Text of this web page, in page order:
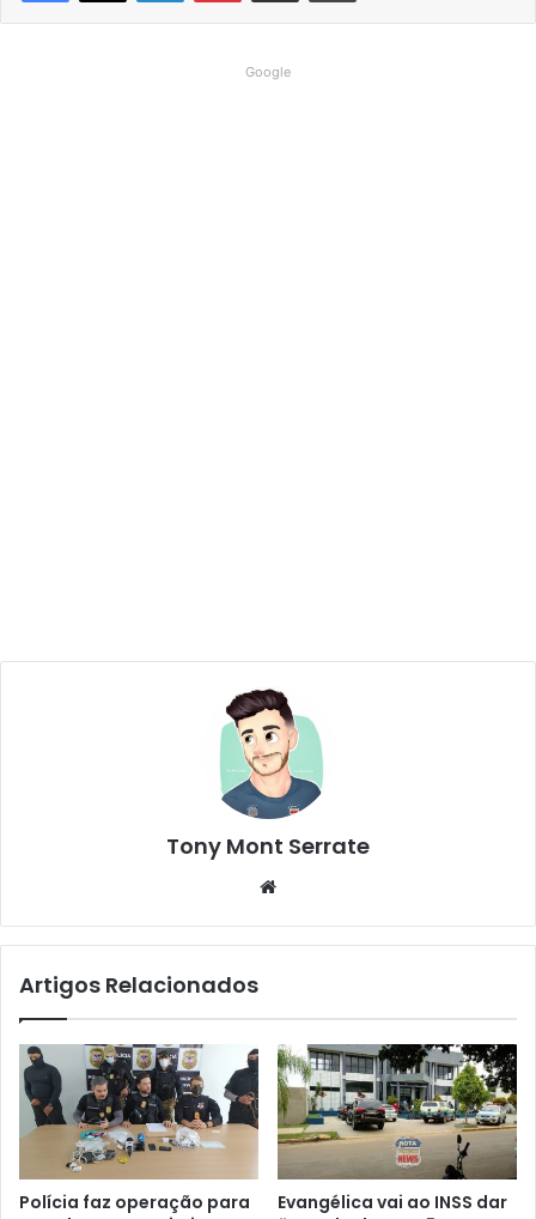
Google
Tony Mont Serrate
te
Artigos Relacionados
Polícia faz operação para
Evangélica vai ao INSS dar